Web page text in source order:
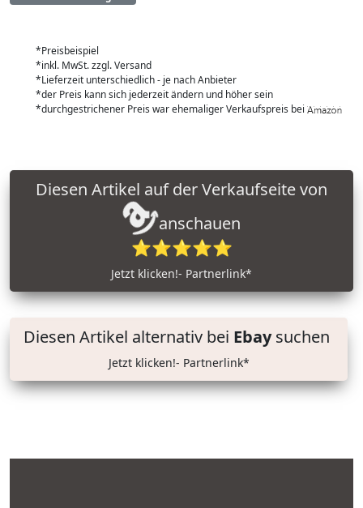
*Preisbeispiel
*inkl. MwSt. zzgl. Versand
*Lieferzeit unterschiedlich - je nach Anbieter
*der Preis kann sich jederzeit ändern und höher sein
*durchgestrichener Preis war ehemaliger Verkaufspreis bei
anschauen
⭐⭐⭐⭐⭐
Jetzt klicken!- Partnerlink*
Diesen Artikel alternativ bei Ebaysuchen
Jetzt klicken!- Partnerlink*